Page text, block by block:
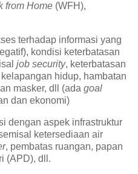
from Home (WFH),
terhadap informasi yang
kondisi keterbatasan
job security, keterbatasan
hidup, hambatan
masker, dll (ada goal
dan ekonomi)
dengan aspek infrastruktur
ketersediaan air
, pembatas ruangan, papan
(APD), dll.